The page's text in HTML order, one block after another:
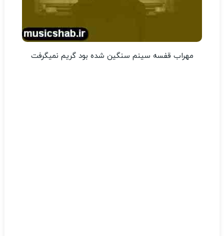
مهراب قفسه سینم سنگین شده بود گریم نمیگرفت